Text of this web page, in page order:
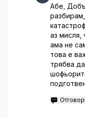
Абе,
аз мисля,
ама не
това е
трябва